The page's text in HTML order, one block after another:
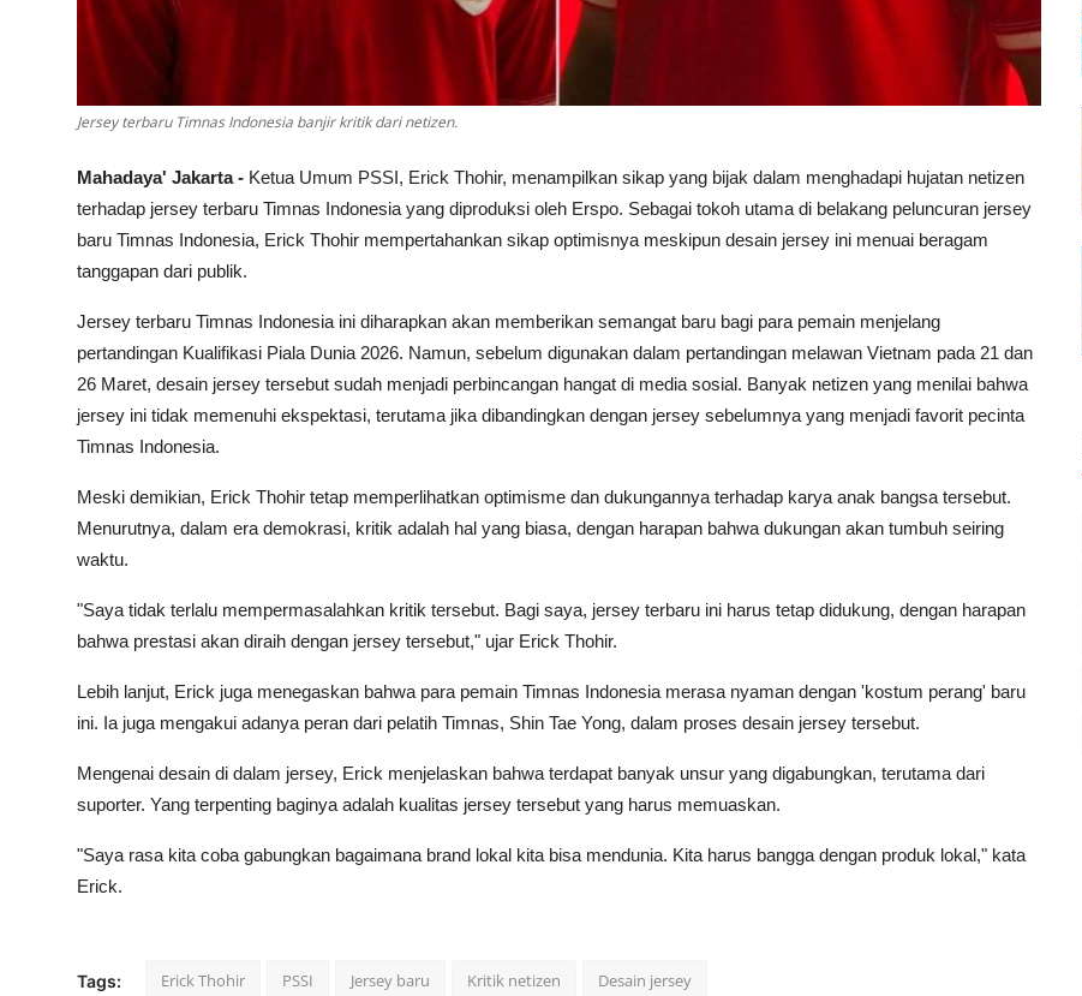
Jersey terbaru Timnas Indonesia banjir kritik dari netizen.
Mahadaya' Jakarta - Ketua Umum PSSI, Erick Thohir, menampilkan sikap yang bijak dalam menghadapi hujatan netizen
terhadap jersey terbaru Timnas Indonesia yang diproduksi oleh Erspo. Sebagai tokoh utama di belakang peluncuran jersey
baru Timnas Indonesia, Erick Thohir mempertahankan sikap optimisnya meskipun desain jersey ini menuai beragam
tanggapan dari publik.
Jersey terbaru Timnas Indonesia ini diharapkan akan memberikan semangat baru bagi para pemain menjelang
pertandingan Kualifikasi Piala Dunia 2026. Namun, sebelum digunakan dalam pertandingan melawan Vietnam pada 21 dan
26 Maret, desain jersey tersebut sudah menjadi perbincangan hangat di media sosial. Banyak netizen yang menilai bahwa
jersey ini tidak memenuhi ekspektasi, terutama jika dibandingkan dengan jersey sebelumnya yang menjadi favorit pecinta
Timnas Indonesia.
Meski demikian, Erick Thohir tetap memperlihatkan optimisme dan dukungannya terhadap karya anak bangsa tersebut.
Menurutnya, dalam era demokrasi, kritik adalah hal yang biasa, dengan harapan bahwa dukungan akan tumbuh seiring
waktu.
"Saya tidak terlalu mempermasalahkan kritik tersebut. Bagi saya, jersey terbaru ini harus tetap didukung, dengan harapan
bahwa prestasi akan diraih dengan jersey tersebut," ujar Erick Thohir.
Lebih lanjut, Erick juga menegaskan bahwa para pemain Timnas Indonesia merasa nyaman dengan 'kostum perang' baru
ini. Ia juga mengakui adanya peran dari pelatih Timnas, Shin Tae Yong, dalam proses desain jersey tersebut.
Mengenai desain di dalam jersey, Erick menjelaskan bahwa terdapat banyak unsur yang digabungkan, terutama dari
suporter. Yang terpenting baginya adalah kualitas jersey tersebut yang harus memuaskan.
"Saya rasa kita coba gabungkan bagaimana brand lokal kita bisa mendunia. Kita harus bangga dengan produk lokal," kata
Erick.
Tags: Erick Thohir PSSI Jersey baru Kritik netizen Desain jersey